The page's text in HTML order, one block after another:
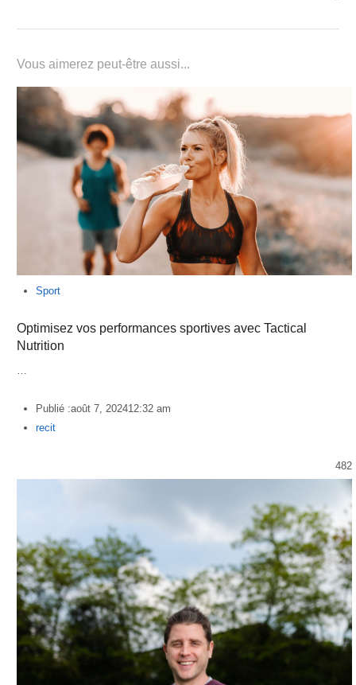
Vous aimerez peut-être aussi...
Sport
Optimisez vos performances sportives avec Tactical
Nutrition
…
Publié :août 7, 202412:32 am
Author
recit
482